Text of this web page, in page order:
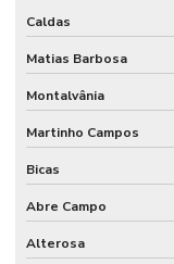
Caldas
Matias Barbosa
Montalvânia
Martinho Campos
Bicas
Abre Campo
Alterosa